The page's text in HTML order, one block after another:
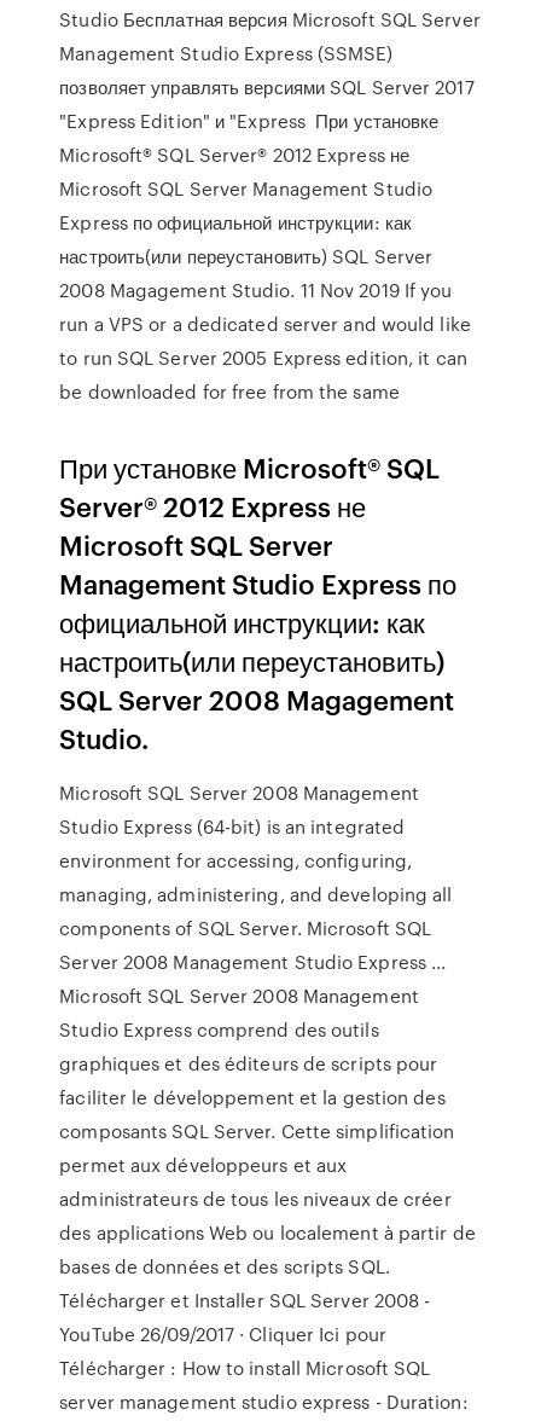
Studio Бесплатная версия Microsoft SQL Server
Management Studio Express (SSMSE)
позволяет управлять версиями SQL Server 2017
"Express Edition" и "Express При установке
Microsoft® SQL Server® 2012 Express не
Microsoft SQL Server Management Studio
Express по официальной инструкции: как
настроить(или переустановить) SQL Server
2008 Magagement Studio. 11 Nov 2019 If you
run a VPS or a dedicated server and would like
to run SQL Server 2005 Express edition, it can
be downloaded for free from the same
При установке Microsoft® SQL
Server® 2012 Express не
Microsoft SQL Server
Management Studio Express по
официальной инструкции: как
настроить(или переустановить)
SQL Server 2008 Magagement
Studio.
Microsoft SQL Server 2008 Management
Studio Express (64-bit) is an integrated
environment for accessing, configuring,
managing, administering, and developing all
components of SQL Server. Microsoft SQL
Server 2008 Management Studio Express ...
Microsoft SQL Server 2008 Management
Studio Express comprend des outils
graphiques et des éditeurs de scripts pour
faciliter le développement et la gestion des
composants SQL Server. Cette simplification
permet aux développeurs et aux
administrateurs de tous les niveaux de créer
des applications Web ou localement à partir de
bases de données et des scripts SQL.
Télécharger et Installer SQL Server 2008 -
YouTube 26/09/2017 · Cliquer Ici pour
Télécharger : How to install Microsoft SQL
server management studio express - Duration: